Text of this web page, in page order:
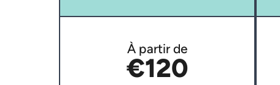
À partir de
€120